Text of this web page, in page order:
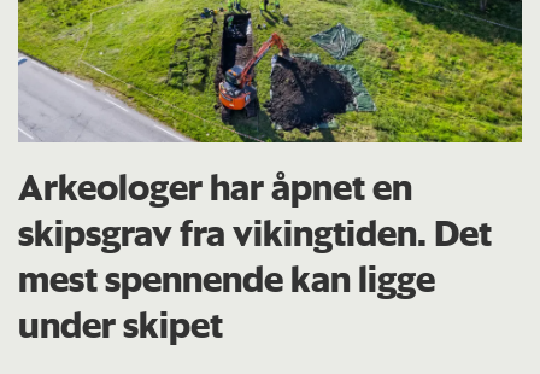
Arkeologer har åpnet en
skipsgrav fra vikingtiden. Det
mest spennende kan ligge
under skipet